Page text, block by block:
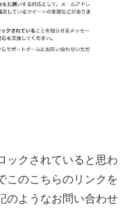
ックされていると思わ
このこちらのリンクを
のようなお問い合わせ